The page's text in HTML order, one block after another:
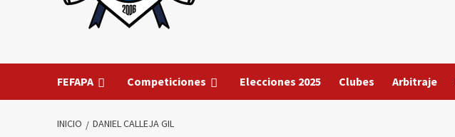
FEFAPA Competiciones Elecciones 2025 Clubes Arbitraje
INICIO DANIEL CALLEJA GIL